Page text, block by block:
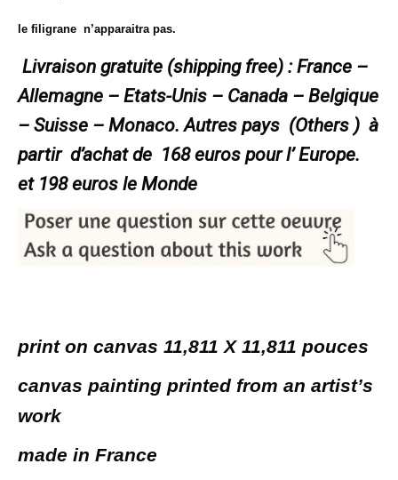
le filigrane n’apparaitra pas.
Livraison gratuite (shipping free) : France –
Allemagne – Etats-Unis – Canada – Belgique
– Suisse – Monaco. Autres pays (Others ) à
partir d’achat de 168 euros pour l’ Europe.
et 198 euros le Monde
print on canvas 11,811 X 11,811 pouces
canvas painting printed from an artist’s
work
made in France